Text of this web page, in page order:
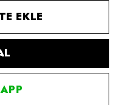
EKLE